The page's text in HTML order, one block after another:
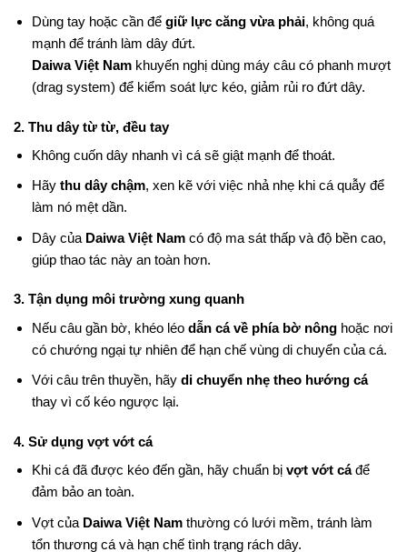
Dùng tay hoặc cần để giữ lực căng vừa phải, không quá
mạnh để tránh làm dây đứt.
Daiwa Việt Namkhuyến nghị dùng máy câu có phanh mượt
(drag system) để kiểm soát lực kéo, giảm rủi ro đứt dây.
2. Thu dây từ từ, đều tay
Không cuốn dây nhanh vì cá sẽ giật mạnh để thoát.
Hãy thu dây chậm, xen kẽ với việc nhả nhẹ khi cá quẫy để
làm nó mệt dần.
Dây của Daiwa Việt Namcó độ ma sát thấp và độ bền cao,
giúp thao tác này an toàn hơn.
3. Tận dụng môi trường xung quanh
Nếu câu gần bờ, khéo léo dẫn cá về phía bờ nônghoặc nơi
có chướng ngại tự nhiên để hạn chế vùng di chuyển của cá.
Với câu trên thuyền, hãy di chuyển nhẹ theo hướng cá
thay vì cố kéo ngược lại.
4. Sử dụng vợt vớt cá
Khi cá đã được kéo đến gần, hãy chuẩn bị vợt vớt cáđể
đảm bảo an toàn.
Vợt của Daiwa Việt Namthường có lưới mềm, tránh làm
tổn thương cá và hạn chế tình trạng rách dây.